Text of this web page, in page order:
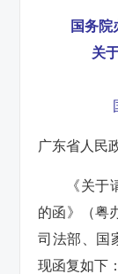
国务
关
广东省人民
《关
的函》（粤
司法部、国
现函复如下：